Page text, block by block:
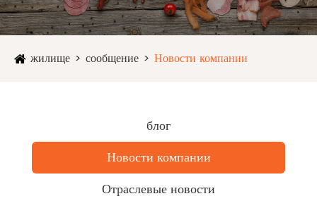
жилище сообщение Новости компании
блог
Новости компании
Отраслевые новости